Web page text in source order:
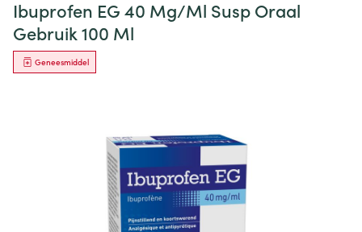
Ibuprofen EG 40 Mg/Ml Susp Oraal
Gebruik 100 Ml
Geneesmiddel